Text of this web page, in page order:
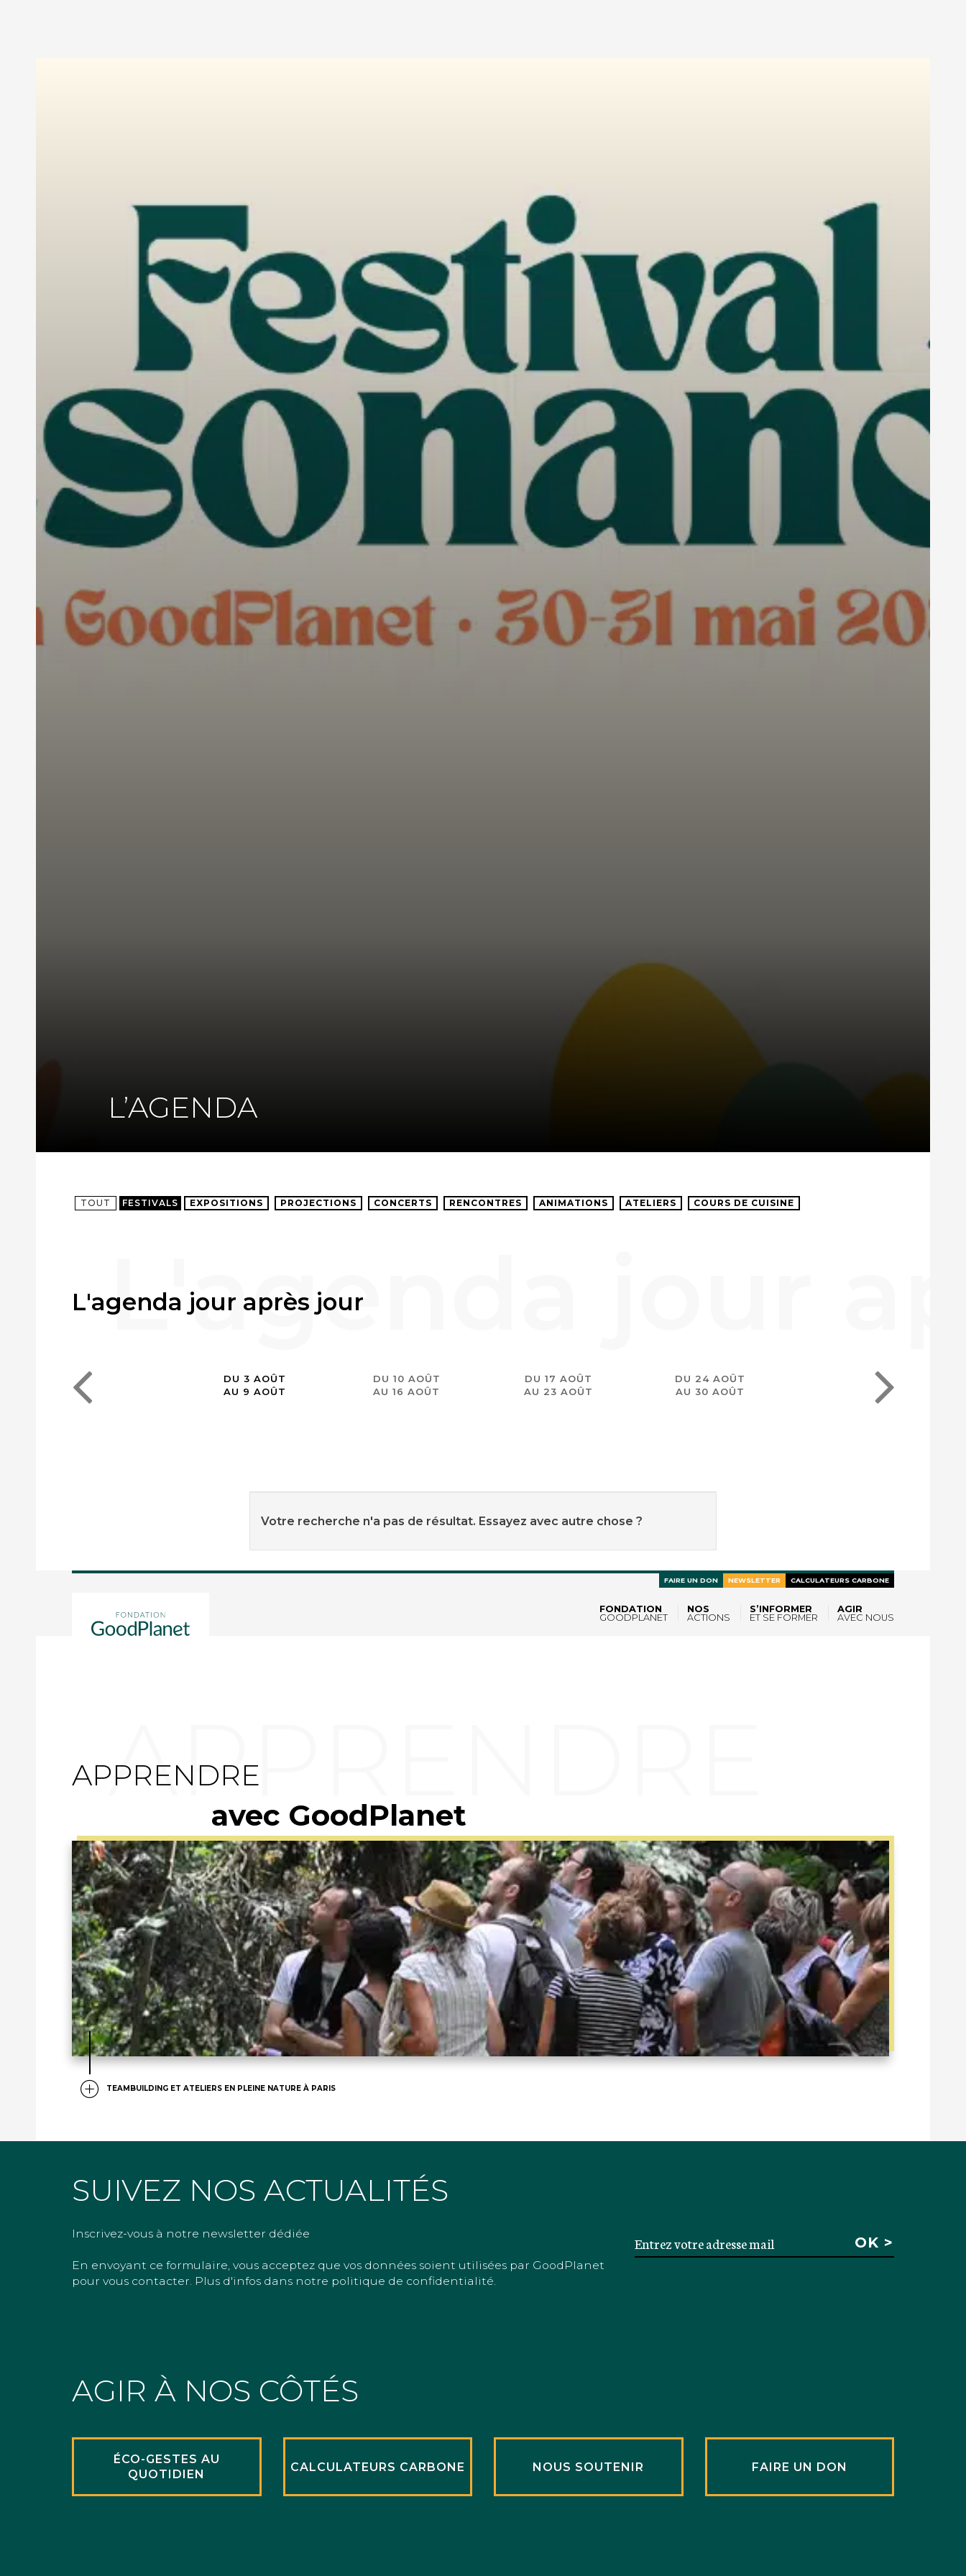
FONDATION
GOODPLANET
NOS
ACTIONS
S’INFORMER
ET SE FORMER
AGIR
AVEC NOUS
FAIRE UN DON NEWSLETTER CALCULATEURS CARBONE
L’AGENDA
TOUT FESTIVALS EXPOSITIONS PROJECTIONS CONCERTS RENCONTRES ANIMATIONS ATELIERS COURS DE CUISINE
L'agenda jour après jour
DU 3 AOÛT
AU 9 AOÛT
DU 10 AOÛT
AU 16 AOÛT
DU 17 AOÛT
AU 23 AOÛT
DU 24 AOÛT
AU 30 AOÛT
Votre recherche n'a pas de résultat. Essayez avec autre chose ?
APPRENDRE
avec GoodPlanet
TEAMBUILDING ET ATELIERS EN PLEINE NATURE À PARIS
SUIVEZ NOS ACTUALITÉS
Inscrivez-vous à notre newsletter dédiée
En envoyant ce formulaire, vous acceptez que vos données soient utilisées par GoodPlanet
pour vous contacter. Plus d'infos dans notre politique de confidentialité.
AGIR À NOS CÔTÉS
ÉCO-GESTES AU
QUOTIDIEN
CALCULATEURS CARBONE NOUS SOUTENIR FAIRE UN DON